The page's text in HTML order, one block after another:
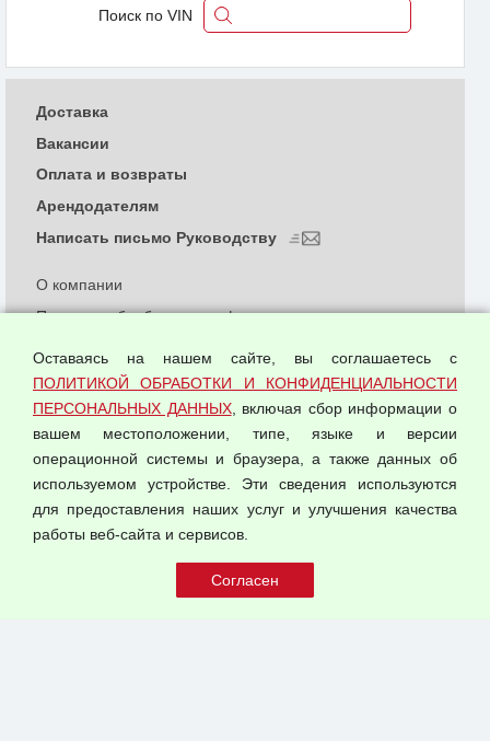
Поиск по VIN
© 2026 ООО "Феникс"
О компании
Политика обработки и конфиденциальности
Согласием на обработку персональных данных
Оферта оптовой купли-продажи
Публичная оферта
Доставка
Вакансии
Оплата и возвраты
Арендодателям
Написать письмо Руководству
Оставаясь на нашем сайте, вы соглашаетесь с
ПОЛИТИКОЙ ОБРАБОТКИ И КОНФИДЕНЦИАЛЬНОСТИ
ПЕРСОНАЛЬНЫХ ДАННЫХ, включая сбор информации о
вашем местоположении, типе, языке и версии
операционной системы и браузера, а также данных об
используемом устройстве. Эти сведения используются
для предоставления наших услуг и улучшения качества
работы веб-сайта и сервисов.